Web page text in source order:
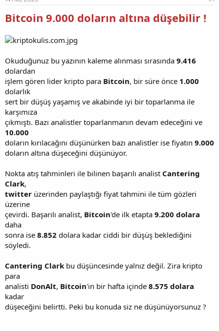
a
l
a
a
n
ç
r
h
Bitcoin 9.000 doların altına düşebilir !
Okuduğunuz bu yazının kaleme alınması sırasında 9.416
dolardan
işlem gören lider kripto para Bitcoin, bir süre önce 1.000
dolarlık
sert bir düşüş yaşamış ve akabinde iyi bir toparlanma ile
karşımıza
çıkmıştı. Bazı analistler toparlanmanın devam edeceğini ve
10.000
doların kırılacağını düşünürken bazı analistler ise fiyatın 9.000
doların altına düşeceğini düşünüyor.
Nokta atış tahminleri ile bilinen başarılı analist Cantering
Clark,
twitter üzerinden paylaştığı fiyat tahmini ile tüm gözleri
üzerine
çevirdi. Başarılı analist, Bitcoin'de ilk etapta 9.200 dolara
daha
sonra ise 8.852 dolara kadar ciddi bir düşüş beklediğini
söyledi.
Cantering Clark bu düşüncesinde yalnız değil. Zira kripto
para
analisti DonAlt, Bitcoin'in bir hafta içinde 8.575 dolara
kadar
düşeceğini belirtti. Peki bu konuda siz ne düşünüyorsunuz ?